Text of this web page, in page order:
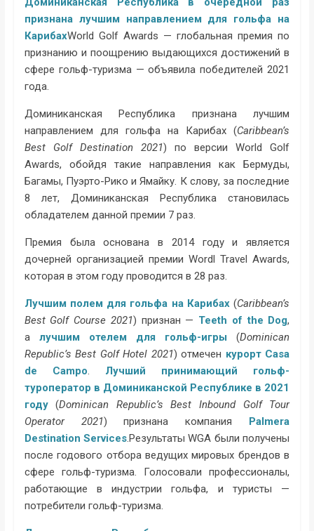
признана лучшим направлением для гольфа на
КарибахWorld Golf Awards — глобальная премия по
признанию и поощрению выдающихся достижений в
сфере гольф-туризма — объявила победителей 2021
года.
Доминиканская Республика признана лучшим
направлением для гольфа на Карибах (Caribbean’s
Best Golf Destination 2021) по версии World Golf
Awards, обойдя такие направления как Бермуды,
Багамы, Пуэрто-Рико и Ямайку. К слову, за последние
8 лет, Доминиканская Республика становилась
обладателем данной премии 7 раз.
Премия была основана в 2014 году и является
дочерней организацией премии Wordl Travel Awards,
которая в этом году проводится в 28 раз.
Лучшим полем для гольфа на Карибах(Caribbean’s
Best Golf Course 2021) признан — Teeth of the Dog,
а лучшим отелем для гольф-игры (Dominican
Republic’s Best Golf Hotel 2021) отмечен курорт Casa
de Campo. Лучший принимающий гольф-
туроператор в Доминиканской Республике в 2021
году(Dominican Republic’s Best Inbound Golf Tour
Operator 2021) признана компания Palmera
Destination Services.Результаты WGA были получены
после годового отбора ведущих мировых брендов в
сфере гольф-туризма. Голосовали профессионалы,
работающие в индустрии гольфа, и туристы —
потребители гольф-туризма.